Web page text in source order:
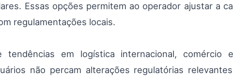
Essas opções permitem ao operador ajustar a
regulamentações locais.
tendências em logística internacional, comércio
não percam alterações regulatórias